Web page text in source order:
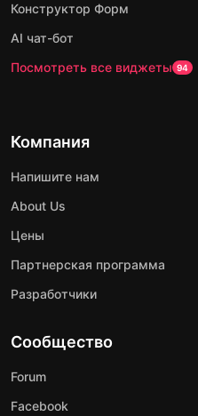
Конструктор Форм
AI чат-бот
Посмотреть все виджеты 94
Компания
Напишите нам
About Us
Цены
Партнерская программа
Разработчики
Сообщество
Forum
Facebook